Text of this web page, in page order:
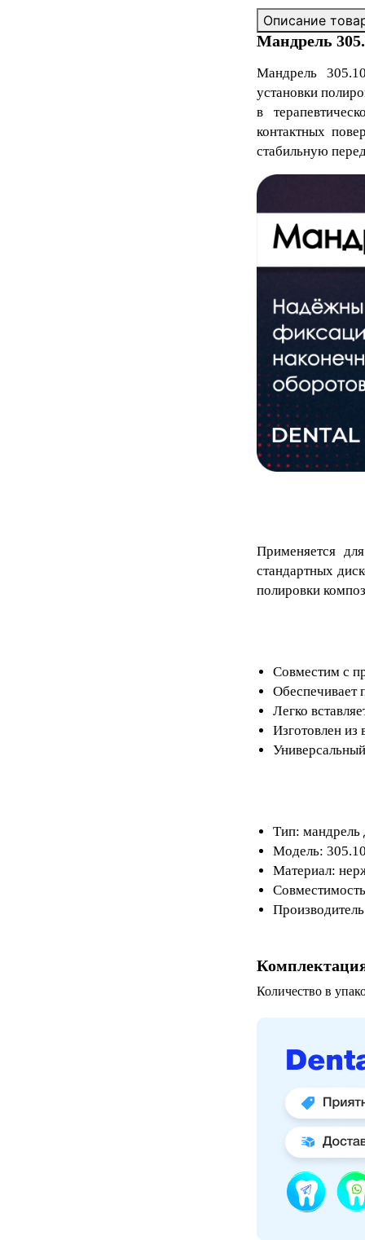
Описание
Мандрель
Мандрель
установки
в
контактных
стабильную
Применяется
стандартных
полировки
Совместим с
Обеспечивает
Легко
Изготовлен из
Тип: мандрель
Модель:
Материал:
Количество в